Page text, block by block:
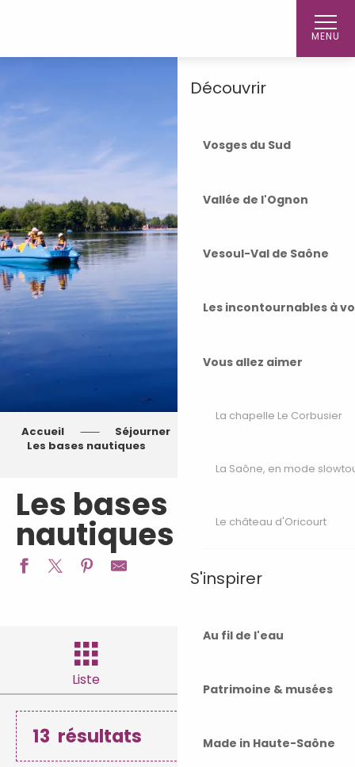
MENU
Découvrir
Vosges du Sud
Vallée de l'Ognon
Vesoul-Val de Saône
Les incontournables à
Vous allez aimer
La chapelle Le Corbusier
La Saône, en mode
Le château d'Oricourt
S'inspirer
Au fil de l'eau
Patrimoine & musées
Made in Haute-Saône
Accueil Séjourner
Les bases nautiques
Les bases
nautiques
Liste
13 résultats